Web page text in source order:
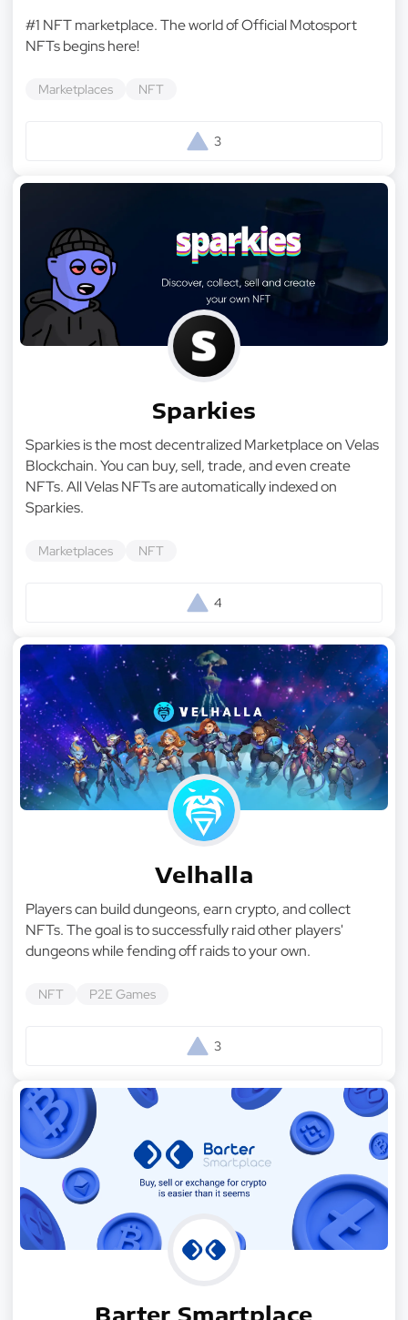
#1 NFT marketplace. The world of Official Motosport
NFTs begins here!
Marketplaces NFT
3
Sparkies
Sparkies is the most decentralized Marketplace on Velas
Blockchain. You can buy, sell, trade, and even create
NFTs. All Velas NFTs are automatically indexed on
Sparkies.
Marketplaces NFT
4
Velhalla
Players can build dungeons, earn crypto, and collect
NFTs. The goal is to successfully raid other players'
dungeons while fending off raids to your own.
NFT P2E Games
3
Barter Smartplace